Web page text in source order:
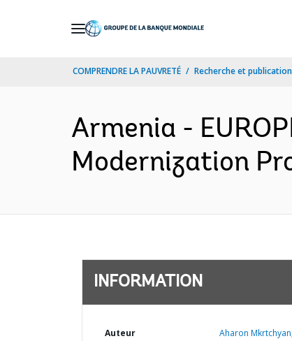
COMPRENDRE LA PAUVRETÉ Recherche et
Armenia -
Modernization
INFORMATION
Auteur Aharon Mkrtchyan;